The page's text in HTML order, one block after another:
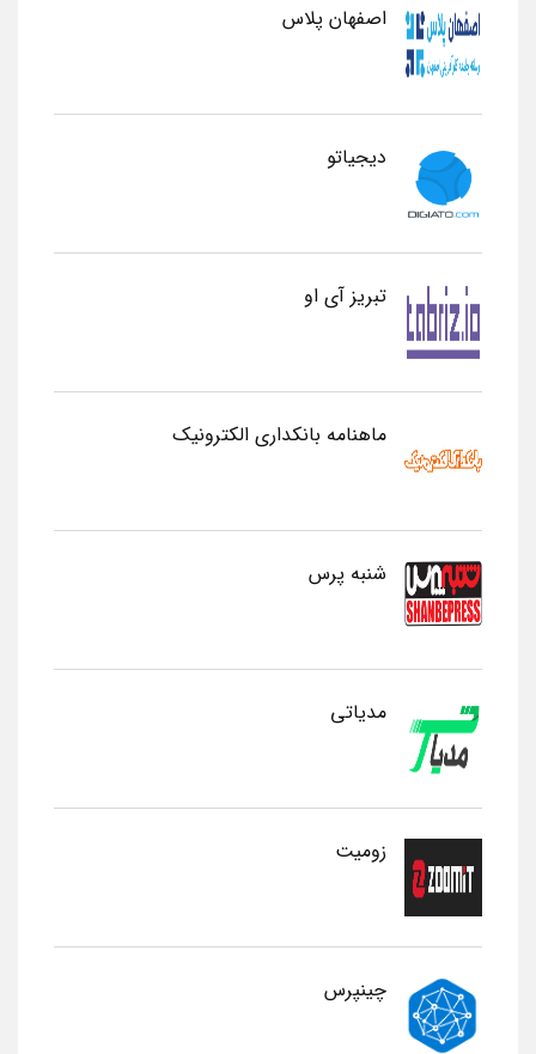
اصفهان پلاس
دیجیاتو
تبریز آی او
ماهنامه بانکداری الکترونیک
شنبه پرس
مدیاتی
زومیت
چینپرس